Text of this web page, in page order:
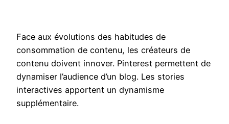
Face aux évolutions des habitudes de
consommation de contenu, les créateurs de
contenu doivent innover. Pinterest permettent de
dynamiser l’audience d’un blog. Les stories
interactives apportent un dynamisme
supplémentaire.